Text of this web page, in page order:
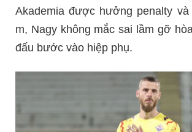
Akademia được hưởng penalty và
m, Nagy không mắc sai lầm gỡ
đấu bước vào hiệp phụ.